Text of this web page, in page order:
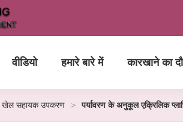
वीडियो हमारे बारे में कारखाने का
खेल सहायक उपकरण > पर्यावरण के अनुकूल एक्रिलिक